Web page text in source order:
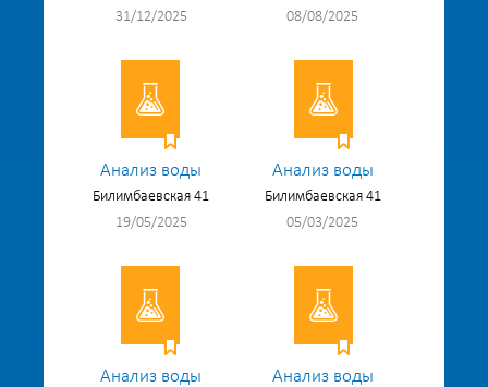
31/12/2025 08/08/2025
Анализ воды
Билимбаевская 41
19/05/2025
Анализ воды
Билимбаевская 41
05/03/2025
Анализ воды Анализ воды